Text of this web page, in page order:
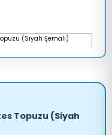
Topuzu (Siyah